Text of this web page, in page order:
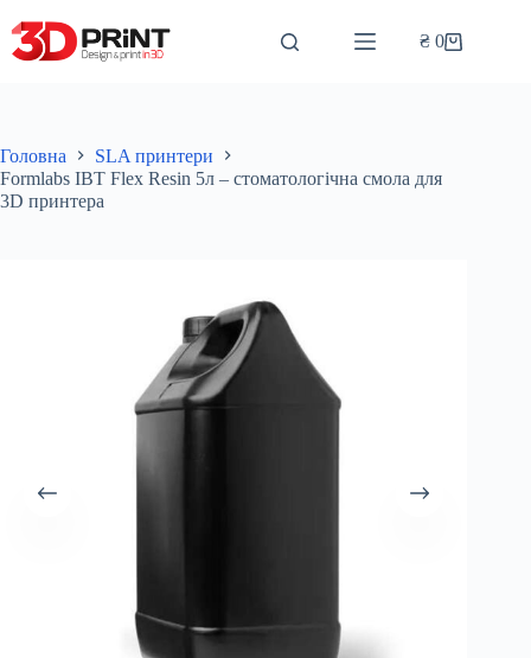
до
вмісту
Кошик
₴ 0
Головна
SLA принтери
Formlabs IBT Flex Resin 5л – стоматологічна смола для
3D принтера